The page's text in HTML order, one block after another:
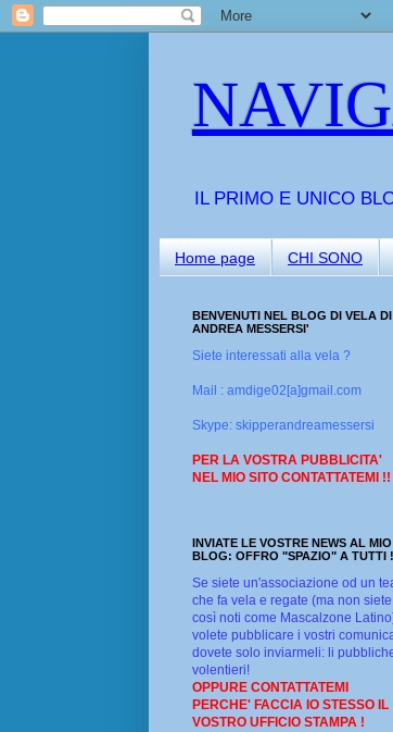
IL PRIMO E UNICO
Home page CHI SONO
BENVENUTI NEL BLOG DI VELA DI
ANDREA MESSERSI'
Siete interessati alla vela ?
Mail : amdige02[a]gmail.com
Skype: skipperandreamessersi
PER LA VOSTRA PUBBLICITA'
NEL MIO SITO CONTATTATEMI !!
INVIATE LE VOSTRE NEWS AL MIO
BLOG: OFFRO "SPAZIO" A TUTTI
Se siete un'associazione od un
che fa vela e regate (ma non siete
così noti come Mascalzone
volete pubblicare i vostri
dovete solo inviarmeli: li
volentieri!
OPPURE CONTATTATEMI
PERCHE' FACCIA IO STESSO IL
VOSTRO UFFICIO STAMPA !